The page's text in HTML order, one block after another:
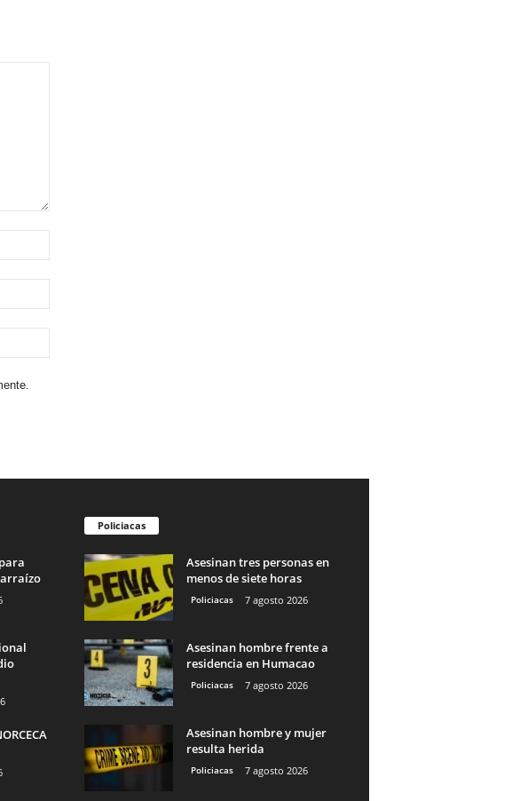
Policiacas
Asesinan tres personas en
menos de siete horas
Policiacas 7 agosto 2026
Asesinan hombre frente a
residencia en Humacao
Policiacas 7 agosto 2026
Asesinan hombre y mujer
resulta herida
Policiacas 7 agosto 2026